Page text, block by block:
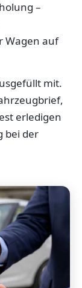
–
Wagen auf
mit.
erledigen
bei der